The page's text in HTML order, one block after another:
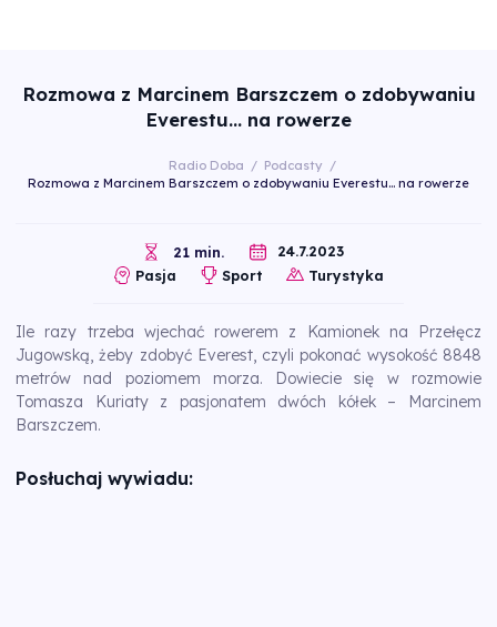
Rozmowa z Marcinem Barszczem o zdobywaniu
Everestu… na rowerze
Radio Doba / Podcasty /
Rozmowa z Marcinem Barszczem o zdobywaniu Everestu… na rowerze
21 min.
24.7.2023
Pasja
Sport Turystyka
Ile razy trzeba wjechać rowerem z Kamionek na Przełęcz
Jugowską, żeby zdobyć Everest, czyli pokonać wysokość 8848
metrów nad poziomem morza. Dowiecie się w rozmowie
Tomasza Kuriaty z pasjonatem dwóch kółek – Marcinem
Barszczem.
Posłuchaj wywiadu: